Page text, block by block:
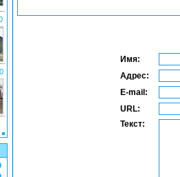
Имя:
Адрес:
E-mail:
URL:
Текст: